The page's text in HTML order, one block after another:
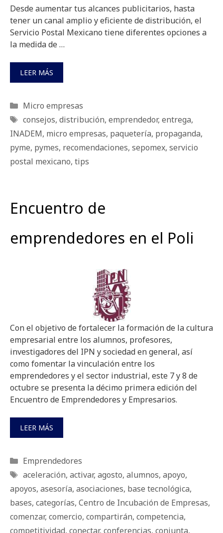
Desde aumentar tus alcances publicitarios, hasta
tener un canal amplio y eficiente de distribución, el
Servicio Postal Mexicano tiene diferentes opciones a
la medida de …
LEER MÁS
Categorías
Micro empresas
Etiquetas
consejos, distribución, emprendedor, entrega,
INADEM, micro empresas, paquetería, propaganda,
pyme, pymes, recomendaciones, sepomex, servicio
postal mexicano, tips
Encuentro de
emprendedores en el Poli
Con el objetivo de fortalecer la formación de la cultura
empresarial entre los alumnos, profesores,
investigadores del IPN y sociedad en general, así
como fomentar la vinculación entre los
emprendedores y el sector industrial, este 7 y 8 de
octubre se presenta la décimo primera edición del
Encuentro de Emprendedores y Empresarios.
LEER MÁS
Categorías
Emprendedores
Etiquetas
aceleración, activar, agosto, alumnos, apoyo,
apoyos, asesoría, asociaciones, base tecnológica,
bases, categorías, Centro de Incubación de Empresas,
comenzar, comercio, compartirán, competencia,
competitividad, conectar, conferencias, conjunta,